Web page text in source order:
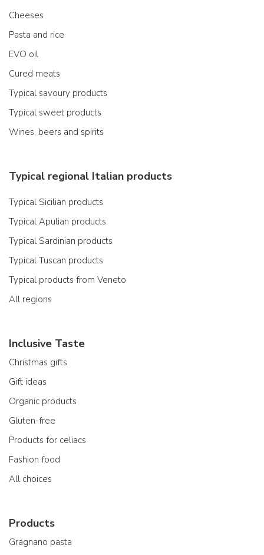
Cheeses
Pasta and rice
EVO oil
Cured meats
Typical savoury products
Typical sweet products
Wines, beers and spirits
Typical regional Italian products
Typical Sicilian products
Typical Apulian products
Typical Sardinian products
Typical Tuscan products
Typical products from Veneto
All regions
Inclusive Taste
Christmas gifts
Gift ideas
Organic products
Gluten-free
Products for celiacs
Fashion food
All choices
Products
Gragnano pasta